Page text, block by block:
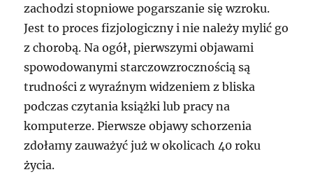
zachodzi stopniowe pogarszanie się wzroku.
Jest to proces fizjologiczny i nie należy mylić go
z chorobą. Na ogół, pierwszymi objawami
spowodowanymi starczowzrocznością są
trudności z wyraźnym widzeniem z bliska
podczas czytania książki lub pracy na
komputerze. Pierwsze objawy schorzenia
zdołamy zauważyć już w okolicach 40 roku
życia.